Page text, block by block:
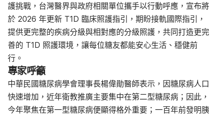
護挑戰，台灣醫界與政府相關單位攜手以行動呼應，宣布將
於 2026 年更新 T1D 臨床照護指引，期盼接軌國際指引，
提供更完整的疾病分級與相對應的分級照護，共同打造更完
善的 T1D 照護環境，讓每位糖友都能安心生活、穩健前
行。
專家呼籲
中華民國糖尿病學會理事長楊偉勛醫師表示，因糖尿病人口
快速增加，近年衛教推廣主要集中在第二型糖尿病；因此，
今年聚焦在第一型糖尿病便顯得格外重要；一百年前發明胰